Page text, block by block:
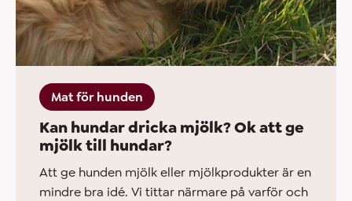
Mat för hunden
Kan hundar dricka mjölk? Ok att ge
mjölk till hundar?
Att ge hunden mjölk eller mjölkprodukter är en
mindre bra idé. Vi tittar närmare på varför och